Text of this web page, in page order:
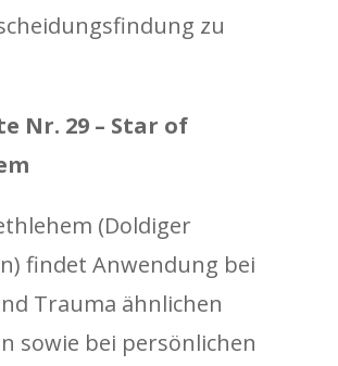
zu
Nr. 29 – Star of
(Doldiger
findet Anwendung bei
Trauma ähnlichen
sowie bei persönlichen